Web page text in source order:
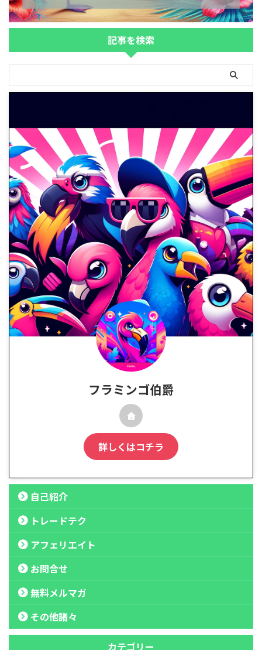
記事を検索
フラミンゴ伯爵
詳しくはコチラ
自己紹介
トレードテク
アフェリエイト
お問合せ
無料メルマガ
その他諸々
カテゴリー